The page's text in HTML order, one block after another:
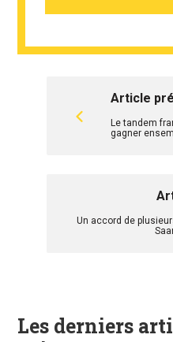
Article
Le tandem
gagner
Un accord de
Les derniers